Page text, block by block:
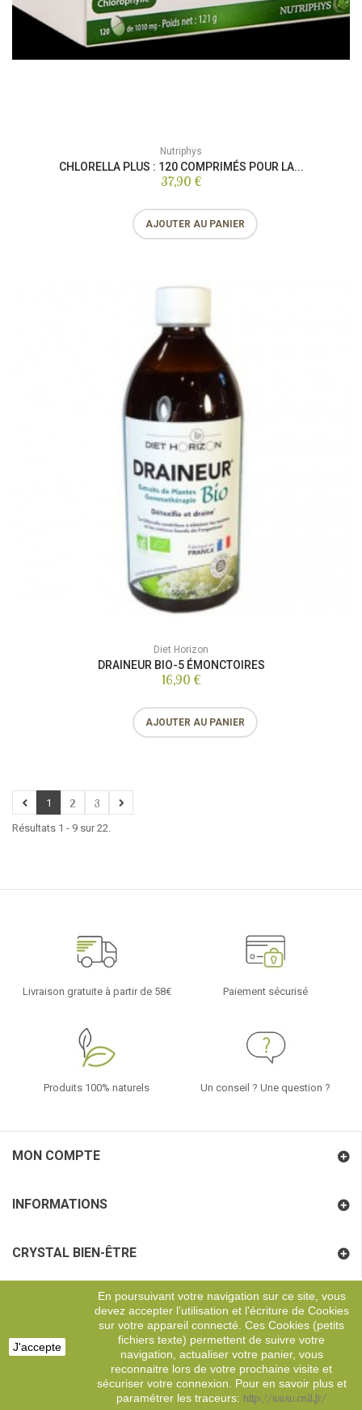
J'accepte
En poursuivant votre navigation sur ce site, vous
devez accepter l’utilisation et l'écriture de Cookies
sur votre appareil connecté. Ces Cookies (petits
fichiers texte) permettent de suivre votre
navigation, actualiser votre panier, vous
reconnaitre lors de votre prochaine visite et
sécuriser votre connexion. Pour en savoir plus et
paramétrer les traceurs: http://www.cnil.fr/
Nutriphys
CHLORELLA PLUS : 120 COMPRIMÉS POUR LA...
37,90 €
AJOUTER AU PANIER
Diet Horizon
DRAINEUR BIO-5 ÉMONCTOIRES
16,90 €
AJOUTER AU PANIER
1 2 3
Résultats 1 - 9 sur 22.
Livraison gratuite à partir de 58€ Paiement sécurisé
Produits 100% naturels Un conseil ? Une question ?
MON COMPTE
INFORMATIONS
CRYSTAL BIEN-ÊTRE
COORDONNÉES
Copyright Digital Effervescence